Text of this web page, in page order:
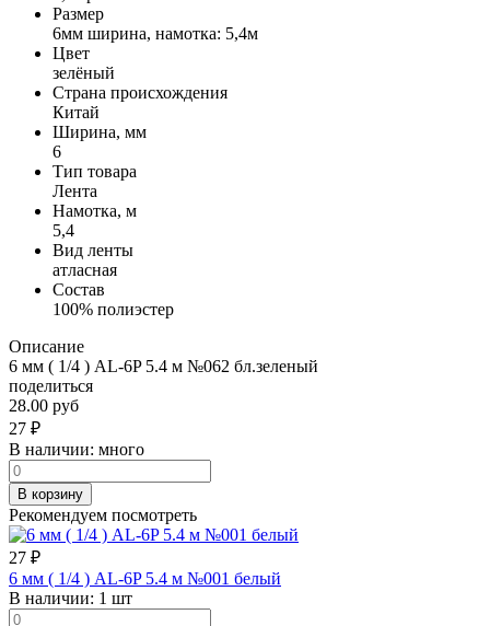
Размер
6мм ширина, намотка: 5,4м
Цвет
зелёный
Страна происхождения
Китай
Ширина, мм
6
Тип товара
Лента
Намотка, м
5,4
Вид ленты
атласная
Состав
100% полиэстер
Описание
6 мм ( 1/4 ) AL-6P 5.4 м №062 бл.зеленый
поделиться
28.00 руб
27 ₽
В наличии: много
В корзину
Рекомендуем посмотреть
27 ₽
6 мм ( 1/4 ) AL-6P 5.4 м №001 белый
В наличии: 1 шт